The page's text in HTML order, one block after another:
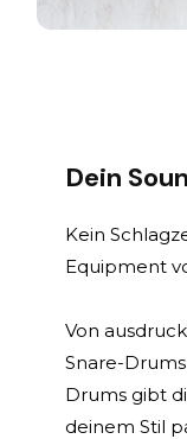
Dein
Kein
Equipment
Von
Snare-
Drums gibt
deinem Stil